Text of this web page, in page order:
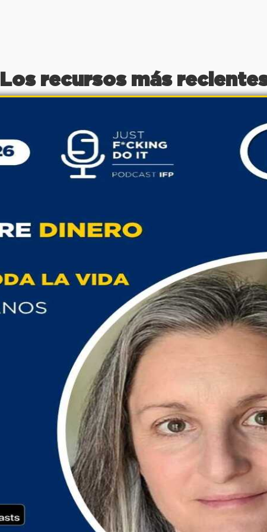
Los recursos más